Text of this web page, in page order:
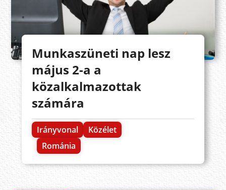
Munkaszüneti nap lesz
május 2-a a
közalkalmazottak
számára
Irányvonal
Közélet
Románia